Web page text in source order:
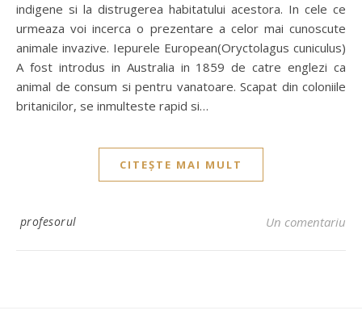
indigene si la distrugerea habitatului acestora. In cele ce
urmeaza voi incerca o prezentare a celor mai cunoscute
animale invazive. Iepurele European(Oryctolagus cuniculus)
A fost introdus in Australia in 1859 de catre englezi ca
animal de consum si pentru vanatoare. Scapat din coloniile
britanicilor, se inmulteste rapid si…
CITEȘTE MAI MULT
profesorul Un comentariu